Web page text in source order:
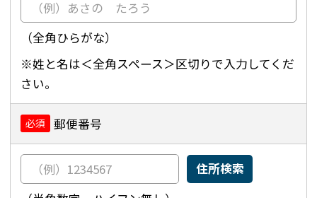
（全角ひらがな）
※姓と名は＜全角スペース＞区切りで入力してくだ
さい。
必須 郵便番号
住所検索